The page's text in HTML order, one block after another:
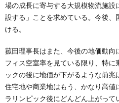
場の成長に寄与する大規模物流施
設する」ことを求めている。今後
ける。
菰田理事長はまた、今後の地価動向
フィス空室率を見ている限り、特
ックの後に地価が下がるような前
住宅地や商業地はもう、かなり高
ラリンピック後にどんどん上がって